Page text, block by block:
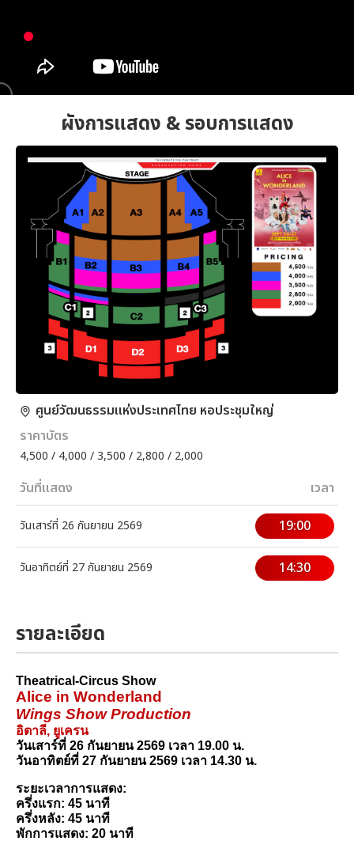
ผังการแสดง & รอบการแสดง
ศูนย์วัฒนธรรมแห่งประเทศไทย หอประชุมใหญ่
ราคาบัตร
4,500 / 4,000 / 3,500 / 2,800 / 2,000
วันที่แสดง เวลา
วันเสาร์ที่ 26 กันยายน 2569 19:00
วันอาทิตย์ที่ 27 กันยายน 2569 14:30
รายละเอียด
Theatrical-Circus Show
Alice in Wonderland
Wings Show Production
อิตาลี, ยูเครน
วันเสาร์ที่ 26 กันยายน 2569 เวลา 19.00 น.
วันอาทิตย์ที่ 27 กันยายน 2569 เวลา 14.30 น.
ระยะเวลาการแสดง:
ครึ่งแรก: 45 นาที
ครึ่งหลัง: 45 นาที
พักการแสดง: 20 นาที